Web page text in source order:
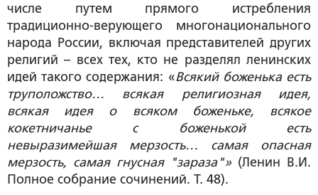
числе путем прямого истребления
традиционно-верующего многонационального
народа России, включая представителей других
религий – всех тех, кто не разделял ленинских
идей такого содержания: «Всякий боженька есть
труположство… всякая религиозная идея,
всякая идея о всяком боженьке, всякое
кокетничанье с боженькой есть
невыразимейшая мерзость… самая опасная
мерзость, самая гнусная "зараза"» (Ленин В.И.
Полное собрание сочинений. Т. 48).